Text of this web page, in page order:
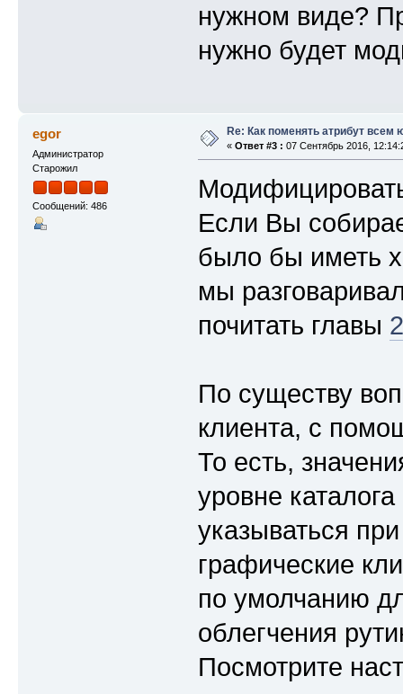
нужном виде?
нужно будет
egor
Администратор
Старожил
Сообщений: 486
Re: Как поменять атрибут всем
« Ответ #3 : 07 Сентябрь 2016,
Если Вы
было бы иметь
мы
почитать главы 2
По существу
клиента, с
То есть,
уровне
указываться
графические
по умолчанию
облегчения
Посмотрите